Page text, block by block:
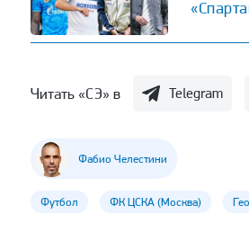
Читать «СЭ» в Telegram
Фабио Челестини
Футбол ФК ЦСКА (Москва)